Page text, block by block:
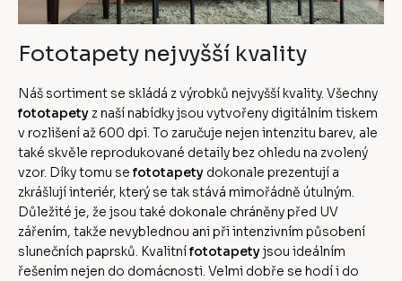
Fototapety nejvyšší kvality
Náš sortiment se skládá z výrobků nejvyšší kvality. Všechny
fototapety z naší nabídky jsou vytvořeny digitálním tiskem
v rozlišení až 600 dpi. To zaručuje nejen intenzitu barev, ale
také skvěle reprodukované detaily bez ohledu na zvolený
vzor. Díky tomu se fototapety dokonale prezentují a
zkrášlují interiér, který se tak stává mimořádně útulným.
Důležité je, že jsou také dokonale chráněny před UV
zářením, takže nevyblednou ani při intenzivním působení
slunečních paprsků. Kvalitnífototapetyjsou ideálním
řešením nejen do domácnosti. Velmi dobře se hodí i do